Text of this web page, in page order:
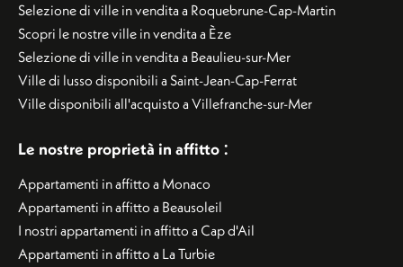
Selezione di ville in vendita a Roquebrune-Cap-Martin
Scopri le nostre ville in vendita a Èze
Selezione di ville in vendita a Beaulieu-sur-Mer
Ville di lusso disponibili a Saint-Jean-Cap-Ferrat
Ville disponibili all'acquisto a Villefranche-sur-Mer
Le nostre proprietà in affitto :
Appartamenti in affitto a Monaco
Appartamenti in affitto a Beausoleil
I nostri appartamenti in affitto a Cap d'Ail
Appartamenti in affitto a La Turbie